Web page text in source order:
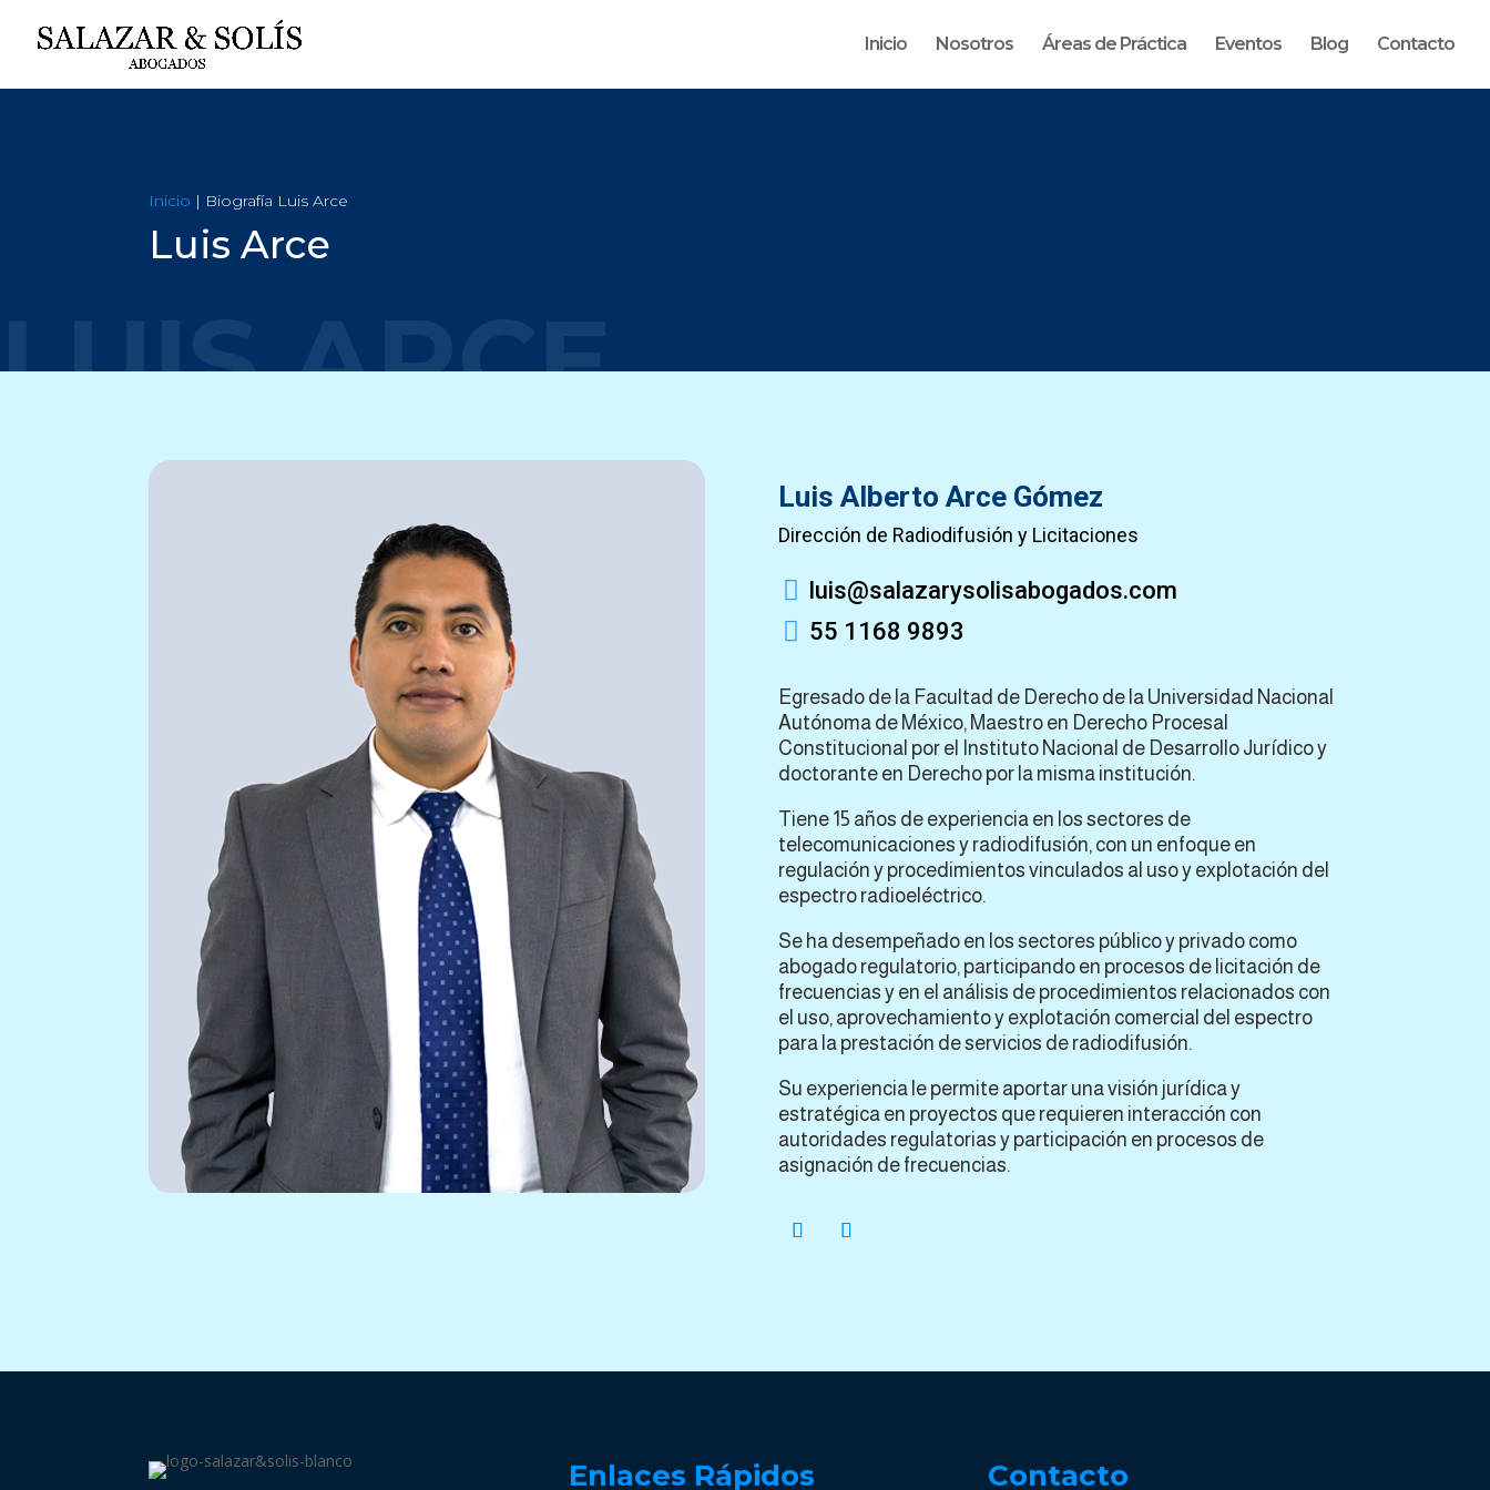
Inicio Nosotros Áreas de Práctica Eventos Blog Contacto
Inicio | Biografía Luis Arce
Luis Arce
LUIS ARCE
Luis Alberto Arce Gómez
Dirección de Radiodifusión y Licitaciones
 luis@salazarysolisabogados.com
 55 1168 9893
Egresado de la Facultad de Derecho de la Universidad Nacional
Autónoma de México, Maestro en Derecho Procesal
Constitucional por el Instituto Nacional de Desarrollo Jurídico y
doctorante en Derecho por la misma institución.
Tiene 15 años de experiencia en los sectores de
telecomunicaciones y radiodifusión, con un enfoque en
regulación y procedimientos vinculados al uso y explotación del
espectro radioeléctrico.
Se ha desempeñado en los sectores público y privado como
abogado regulatorio, participando en procesos de licitación de
frecuencias y en el análisis de procedimientos relacionados con
el uso, aprovechamiento y explotación comercial del espectro
para la prestación de servicios de radiodifusión.
Su experiencia le permite aportar una visión jurídica y
estratégica en proyectos que requieren interacción con
autoridades regulatorias y participación en procesos de
asignación de frecuencias.
Enlaces Rápidos Contacto